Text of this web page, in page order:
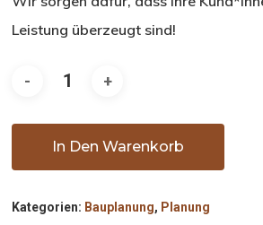
Leistung überzeugt sind!
In Den Warenkorb
Kategorien: Bauplanung, Planung